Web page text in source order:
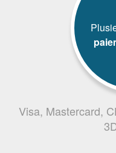
Visa, Mastercard,